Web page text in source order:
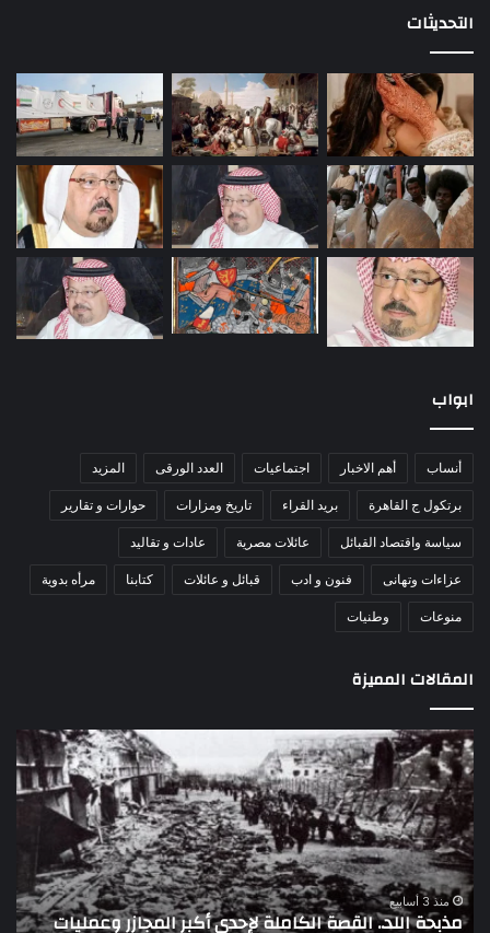
التحديثات
ابواب
أنساب أهم الاخبار اجتماعيات العدد الورقى المزيد
برتكول ج القاهرة بريد القراء تاريخ ومزارات حوارات و تقارير
سياسة واقتصاد القبائل عائلات مصرية عادات و تقاليد
عزاءات وتهانى فنون و ادب قبائل و عائلات كتابنا مرأه بدوية
منوعات وطنيات
المقالات المميزة
اللواء
دكتور
راضي
عبدالمعطي
يكتب:
30
يونيو
–
3
منذ 3 أسابيع
اللواء دكتور راضي عبدالمعطي يكتب: 30 يونيو – 3 يوليو..